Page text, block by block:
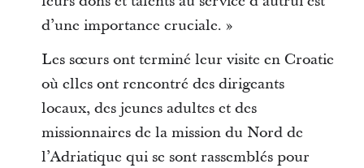
d’une importance cruciale. »
Les sœurs ont terminé leur visite en Croatie
où elles ont rencontré des dirigeants
locaux, des jeunes adultes et des
missionnaires de la mission du Nord de
l’Adriatique qui se sont rassemblés pour